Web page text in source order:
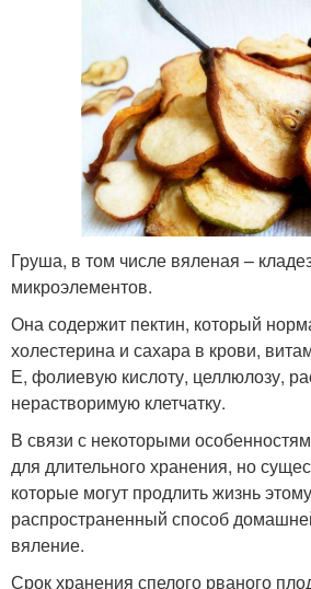
Груша, в том числе вяленая –
микроэлементов.
Она содержит пектин, который
холестерина и сахара в крови,
Е, фолиевую кислоту, целлюлозу,
нерастворимую клетчатку.
В связи с некоторыми
для длительного хранения, но
которые могут продлить жизнь
распространенный способ
вяление.
Срок хранения спелого рваного